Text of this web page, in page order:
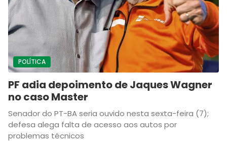
POLÍTICA
PF adia depoimento de Jaques Wagner
no caso Master
Senador do PT-BA seria ouvido nesta sexta-feira (7);
defesa alega falta de acesso aos autos por
problemas técnicos